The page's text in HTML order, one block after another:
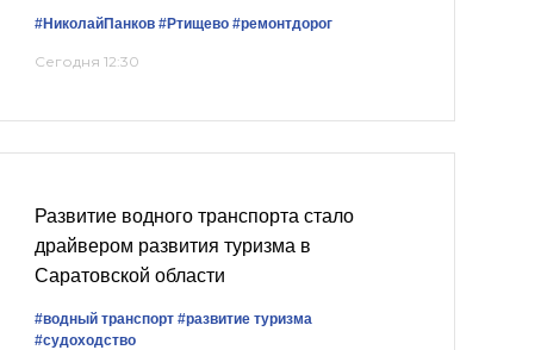
#НиколайПанков #Ртищево #ремонтдорог
Сегодня 12:30
Развитие водного транспорта стало
драйвером развития туризма в
Саратовской области
#водный транспорт #развитие туризма
#судоходство